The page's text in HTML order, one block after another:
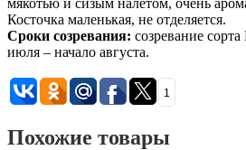
Косточка маленькая, не отделяется.
Сроки созревания: созревание
июля – начало августа.
1
Похожие товары